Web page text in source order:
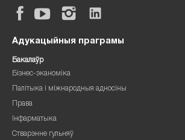
Адукацыйныя праграмы
Бакалаўр
Бізнес-эканоміка
Палітыка і міжнародныя адносіны
Права
Інфарматыка
Стварэнне гульняў